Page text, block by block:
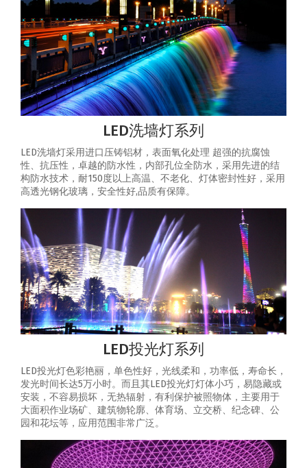
LED洗墙灯系列
LED洗墙灯采用进口压铸铝材，表面氧化处理 超强的抗腐蚀
性、抗压性，卓越的防水性，内部孔位全防水，采用先进的结
构防水技术，耐150度以上高温、不老化、灯体密封性好，采用
高透光钢化玻璃，安全性好,品质有保障。
LED投光灯系列
LED投光灯色彩艳丽，单色性好，光线柔和，功率低，寿命长，
发光时间长达5万小时。而且其LED投光灯灯体小巧，易隐藏或
安装，不容易损坏，无热辐射，有利保护被照物体，主要用于
大面积作业场矿、建筑物轮廓、体育场、立交桥、纪念碑、公
园和花坛等，应用范围非常广泛。